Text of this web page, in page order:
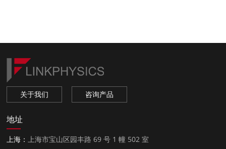
关于我们 咨询产品
地址
上海：上海市宝山区园丰路 69 号 1 幢 502 室